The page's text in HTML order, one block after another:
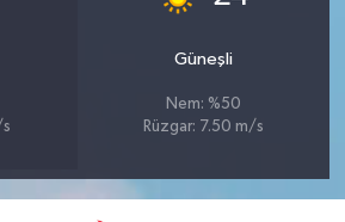
Güneşli
Nem: %50
Rüzgar: 7.50 m/s